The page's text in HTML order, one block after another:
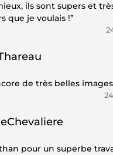
pour cette couverture.”
ils sont supers et
que je voulais !”
positif
de très belles images
positif
pour un superbe